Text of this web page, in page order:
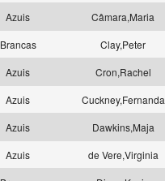
Azuis Câmara,Maria
Brancas Clay,Peter
Azuis Cron,Rachel
Azuis Cuckney,Fernanda
Azuis Dawkins,Maja
Azuis de Vere,Virginia